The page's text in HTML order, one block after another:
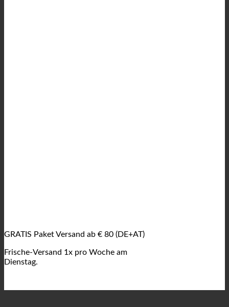
GRATIS Paket Versand ab € 80 (DE+AT)
Frische-Versand 1x pro Woche am
Dienstag.